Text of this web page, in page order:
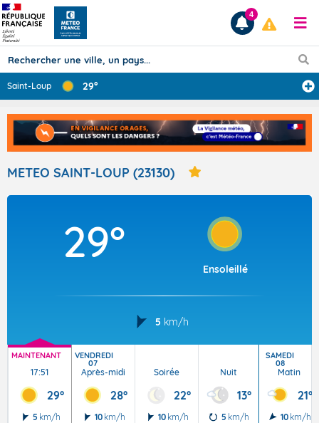
Prévisions
TOUS LES RÉSULTATS
Articles
4
Saint-Loup 29°
METEO SAINT-LOUP (23130)
29°
Ensoleillé
5 km/h
MAINTENANT
17:51
29°
5 km/h
VENDREDI
07
Après-midi
28°
10 km/h
Soirée
22°
10 km/h
Nuit
13°
5 km/h
SAMEDI
08
Matin
21°
10 km/h